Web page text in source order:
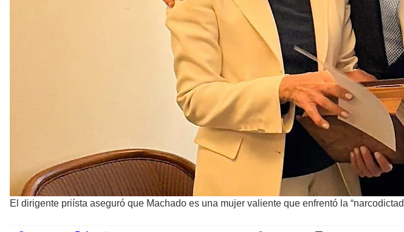
El dirigente priísta aseguró que Machado es una mujer valiente que enfrentó la